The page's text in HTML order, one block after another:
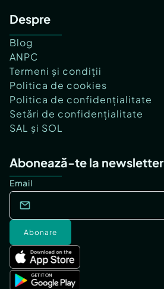
Despre
Blog
ANPC
Termeni și condiții
Politica de cookies
Politica de confidențialitate
Setări de confidențialitate
SAL și SOL
Abonează-te la newsletter
Email
Abonare